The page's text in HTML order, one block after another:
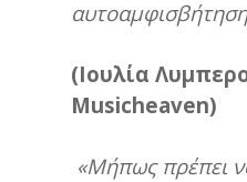
(Ιουλία
Musicheaven)
«Μήπως πρέπει